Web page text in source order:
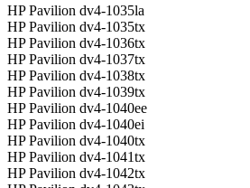
HP Pavilion dv4-1035la
HP Pavilion dv4-1035tx
HP Pavilion dv4-1036tx
HP Pavilion dv4-1037tx
HP Pavilion dv4-1038tx
HP Pavilion dv4-1039tx
HP Pavilion dv4-1040ee
HP Pavilion dv4-1040ei
HP Pavilion dv4-1040tx
HP Pavilion dv4-1041tx
HP Pavilion dv4-1042tx